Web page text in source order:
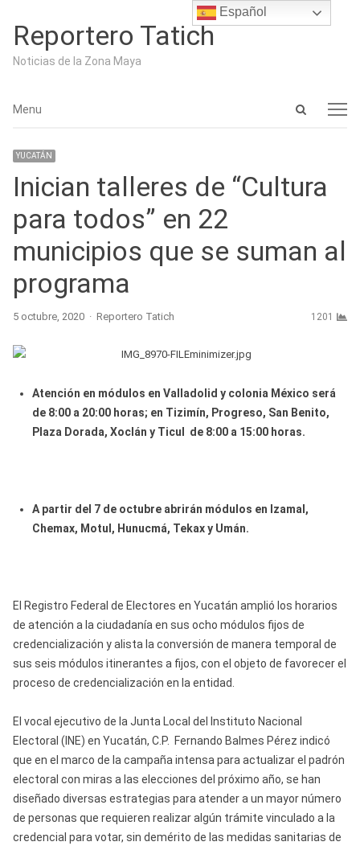
Reportero Tatich
Noticias de la Zona Maya
Open
Menu
Menu
YUCATÁN
Inician talleres de “Cultura
para todos” en 22
municipios que se suman al
programa
5 octubre, 2020 Author
Reportero Tatich 1201
Atención en módulos en Valladolid y colonia México será
de 8:00 a 20:00 horas; en Tizimín, Progreso, San Benito,
Plaza Dorada, Xoclán y Ticul de 8:00 a 15:00 horas.
A partir del 7 de octubre abrirán módulos en Izamal,
Chemax, Motul, Hunucmá, Tekax y Umán.
El Registro Federal de Electores en Yucatán amplió los horarios
de atención a la ciudadanía en sus ocho módulos fijos de
credencialización y alista la conversión de manera temporal de
sus seis módulos itinerantes a fijos, con el objeto de favorecer el
proceso de credencialización en la entidad.
El vocal ejecutivo de la Junta Local del Instituto Nacional
Electoral (INE) en Yucatán, C.P. Fernando Balmes Pérez indicó
que en el marco de la campaña intensa para actualizar el padrón
electoral con miras a las elecciones del próximo año, se han
diseñado diversas estrategias para atender a un mayor número
de personas que requieren realizar algún trámite vinculado a la
credencial para votar, sin demérito de las medidas sanitarias de
Español